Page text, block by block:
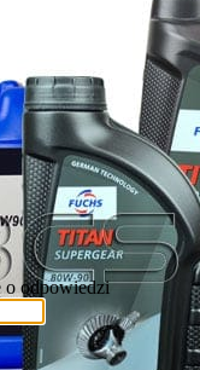
o odpowiedzi